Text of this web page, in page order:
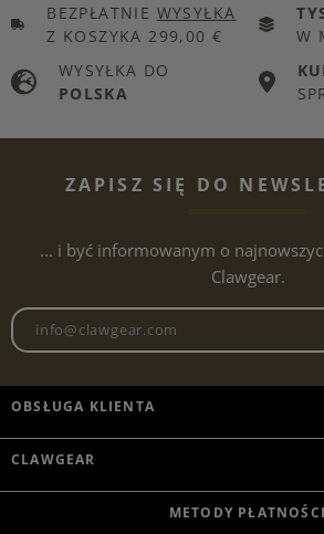
BEZPŁATNIE WYSYŁKA
Z KOSZYKA 299,00 €
W
WYSYŁKA DO
POLSKA
ZAPISZ SIĘ DO
... i być informowanym o
Clawgear.
Adres
OBSŁUGA KLIENTA
CLAWGEAR
METODY PŁATNOŚCI